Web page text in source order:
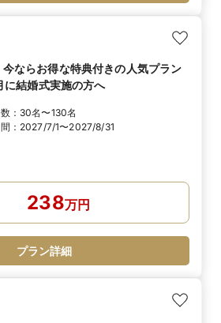
今ならお得な特典付きの人気プラン
結婚式実施の方へ
： 30名〜130名
： 2027/7/1〜2027/8/31
238万円
プラン詳細